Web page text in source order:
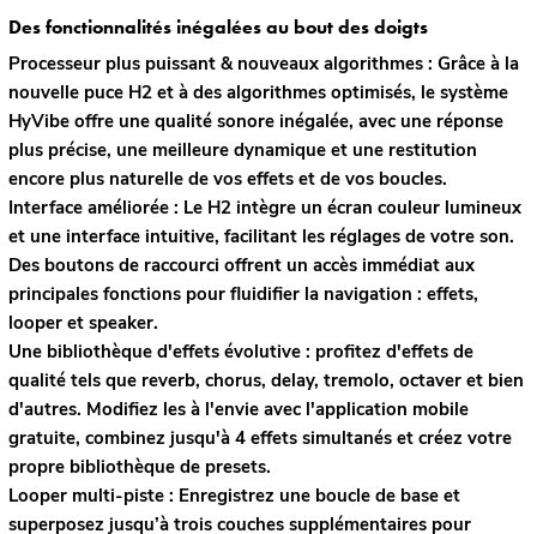
Des fonctionnalités inégalées au bout des doigts
Processeur plus puissant & nouveaux algorithmes : Grâce à la
nouvelle puce H2 et à des algorithmes optimisés, le système
HyVibe offre une qualité sonore inégalée, avec une réponse
plus précise, une meilleure dynamique et une restitution
encore plus naturelle de vos effets et de vos boucles.
Interface améliorée : Le H2 intègre un écran couleur lumineux
et une interface intuitive, facilitant les réglages de votre son.
Des boutons de raccourci offrent un accès immédiat aux
principales fonctions pour fluidifier la navigation : effets,
looper et speaker.
Une bibliothèque d'effets évolutive : profitez d'effets de
qualité tels que reverb, chorus, delay, tremolo, octaver et bien
d'autres. Modifiez les à l'envie avec l'application mobile
gratuite, combinez jusqu'à 4 effets simultanés et créez votre
propre bibliothèque de presets.
Looper multi-piste : Enregistrez une boucle de base et
superposez jusqu’à trois couches supplémentaires pour